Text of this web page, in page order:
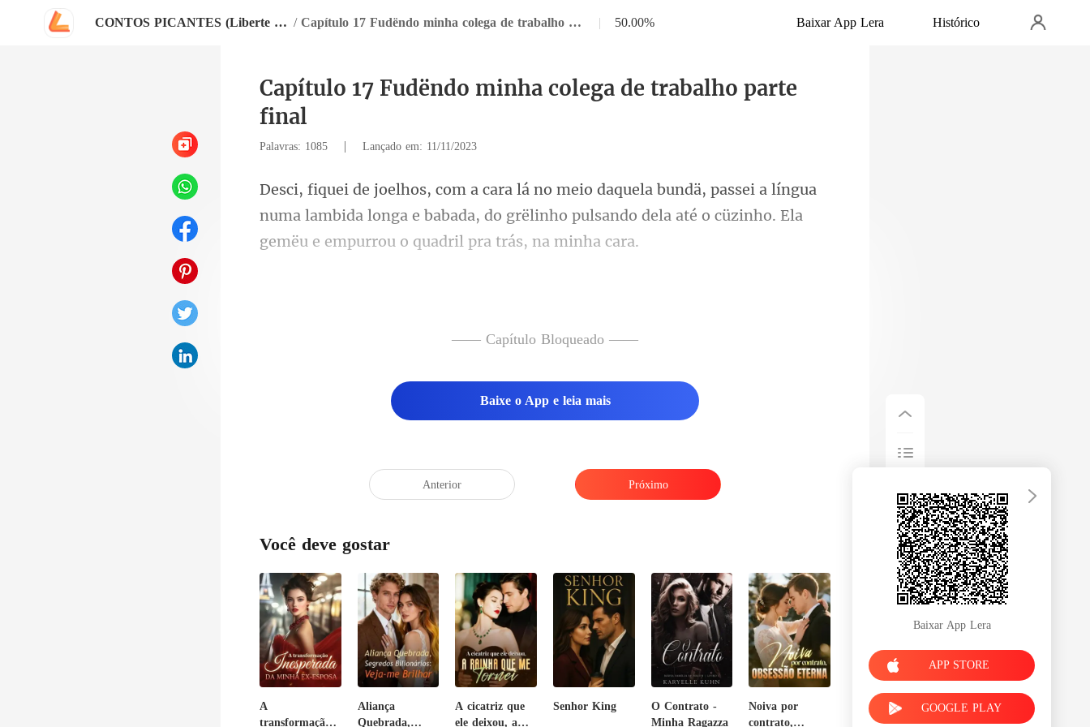
CONTOS PICANTES (Liberte o seu prazer) / Capítulo 17 Fudëndo minha colega de trabalho parte final | 50.00% Baixar App Lera Histórico
Capítulo 17 Fudëndo minha colega de trabalho parte
final
Palavras: 1085 | Lançado em: 11/11/2023
i a língua
numa lambida longa e babada, do grëlinho pulsando dela at
—— Capítulo Bloqueado ——
Baixe o App e leia mais
Anterior Próximo
Você deve gostar
A
transformação
Aliança
Quebrada,
A cicatriz que
ele deixou, a
Senhor King
O Contrato -
Minha Ragazza
Noiva por
contrato,
Baixar App Lera
APP STORE
GOOGLE PLAY